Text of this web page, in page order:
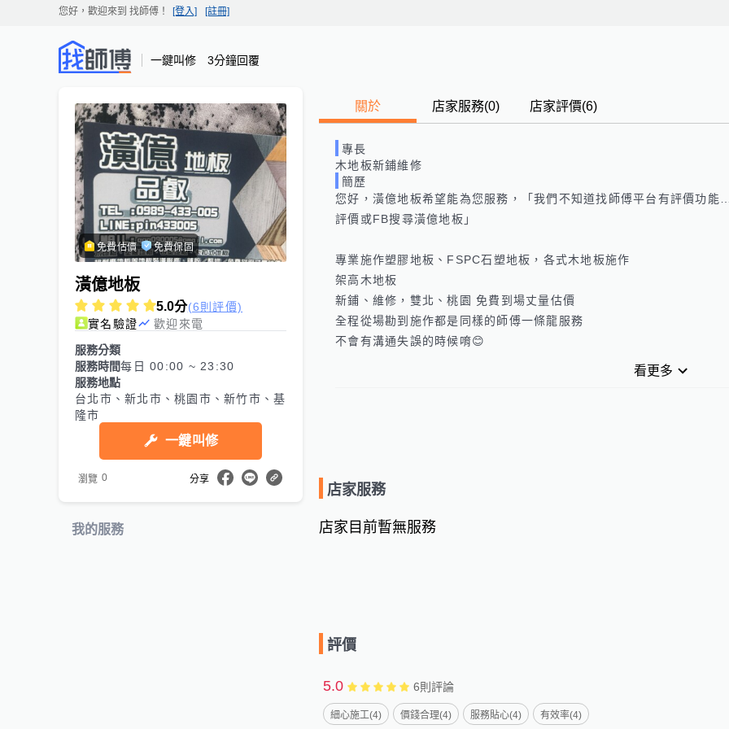
您好，歡迎來到 找師傅 ！ [登入] [註冊]
一鍵叫修 3分鐘回覆
免費估價 免費保固
潢億地板
5.0分(6則評價)
實名驗證
歡迎來電
服務分類
服務時間每日 00:00 ~ 23:30
服務地點
台北市、新北市、桃園市、新竹市、基
隆市
一鍵叫修
瀏覽 0 分享
我的服務
關於 店家服務(0) 店家評價(6)
專長
木地板新鋪維修
簡歷
您好，潢億地板希望能為您服務，「我們不知道找師傅平台有評價功
評價或FB搜尋潢億地板」
專業施作塑膠地板、FSPC石塑地板，各式木地板施作
架高木地板
新鋪、維修，雙北、桃園 免費到場丈量估價
全程從場勘到施作都是同樣的師傅一條龍服務
不會有溝通失誤的時候唷😊
看更多
店家服務
店家目前暫無服務
評價
5.0 6則評論
細心施工(4) 價錢合理(4) 服務貼心(4) 有效率(4)